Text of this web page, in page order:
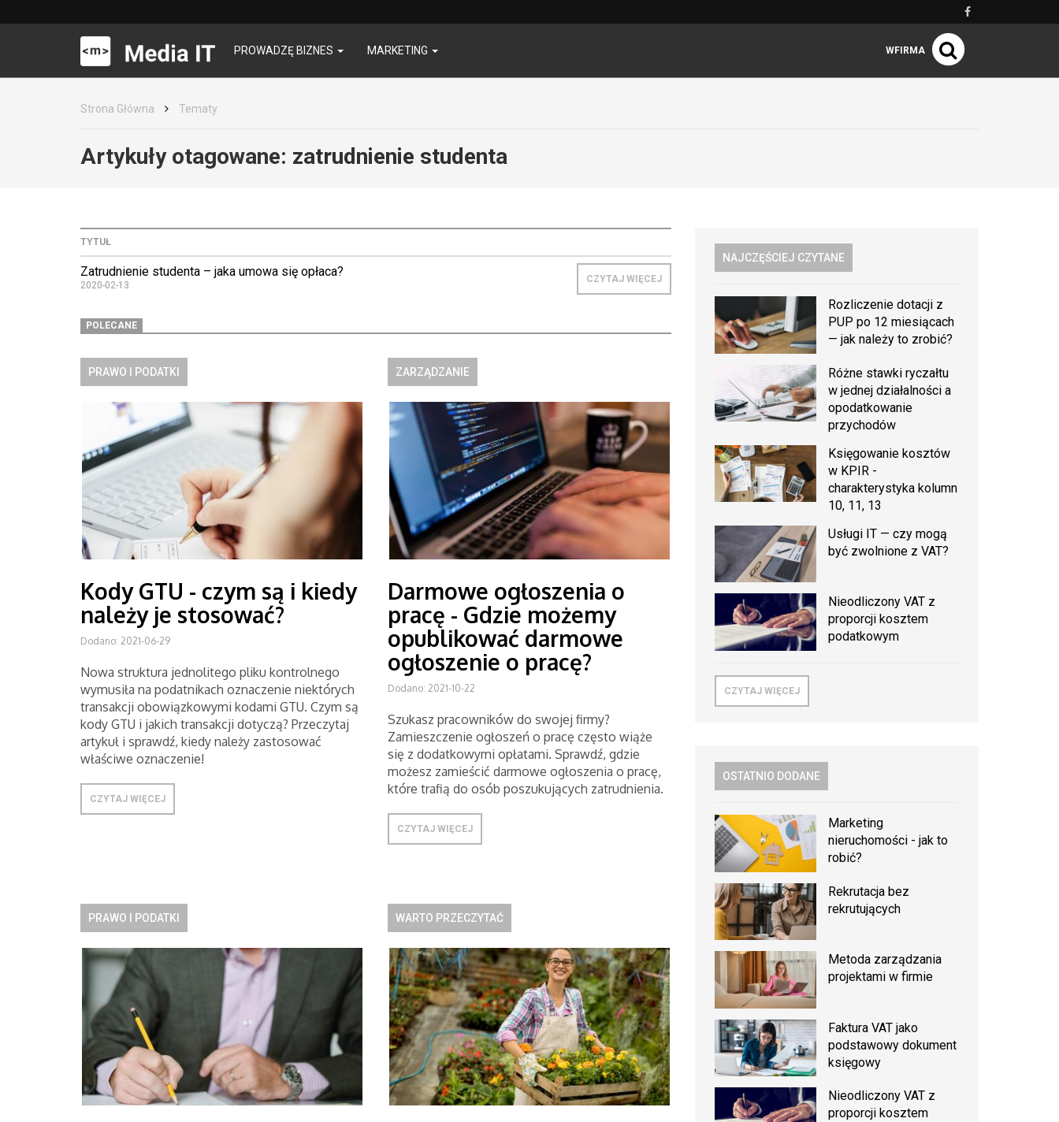
PROWADZĘ BIZNES MARKETING WFIRMA
Strona Główna Tematy
Artykuły otagowane: zatrudnienie studenta
TYTUŁ
Zatrudnienie studenta – jaka umowa się opłaca?
2020-02-13
CZYTAJ WIĘCEJ
POLECANE
PRAWO I PODATKI
Kody GTU - czym są i kiedy
należy je stosować?
Dodano: 2021-06-29
Nowa struktura jednolitego pliku kontrolnego
wymusiła na podatnikach oznaczenie niektórych
transakcji obowiązkowymi kodami GTU. Czym są
kody GTU i jakich transakcji dotyczą? Przeczytaj
artykuł i sprawdź, kiedy należy zastosować
właściwe oznaczenie!
CZYTAJ WIĘCEJ
ZARZĄDZANIE
Darmowe ogłoszenia o
pracę - Gdzie możemy
opublikować darmowe
ogłoszenie o pracę?
Dodano: 2021-10-22
Szukasz pracowników do swojej firmy?
Zamieszczenie ogłoszeń o pracę często wiąże
się z dodatkowymi opłatami. Sprawdź, gdzie
możesz zamieścić darmowe ogłoszenia o pracę,
które trafią do osób poszukujących zatrudnienia.
CZYTAJ WIĘCEJ
PRAWO I PODATKI WARTO PRZECZYTAĆ
NAJCZĘŚCIEJ CZYTANE
Rozliczenie dotacji z
PUP po 12 miesiącach
— jak należy to zrobić?
Różne stawki ryczałtu
w jednej działalności a
opodatkowanie
przychodów
Księgowanie kosztów
w KPIR -
charakterystyka kolumn
10, 11, 13
Usługi IT — czy mogą
być zwolnione z VAT?
Nieodliczony VAT z
proporcji kosztem
podatkowym
CZYTAJ WIĘCEJ
OSTATNIO DODANE
Marketing
nieruchomości - jak to
robić?
Rekrutacja bez
rekrutujących
Metoda zarządzania
projektami w firmie
Faktura VAT jako
podstawowy dokument
księgowy
Nieodliczony VAT z
proporcji kosztem